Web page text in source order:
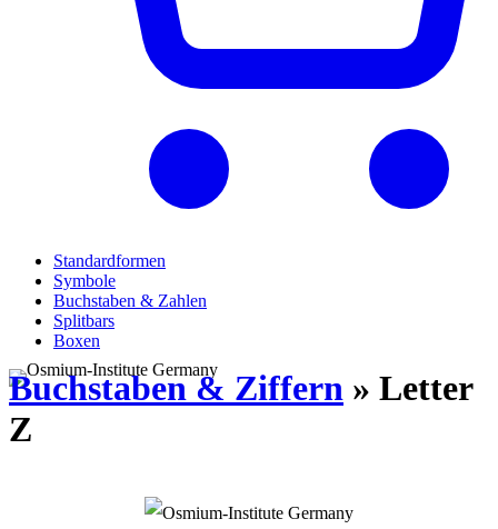
Standardformen
Symbole
Buchstaben & Zahlen
Splitbars
Boxen
Buchstaben & Ziffern » Letter
Z